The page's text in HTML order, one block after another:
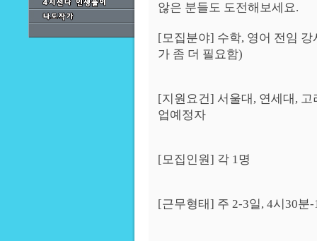
않은 분들도 도전해보세요.
[모집분야] 수학, 영어 전임
가 좀 더 필요함)
[지원요건] 서울대, 연세대,
업예정자
[모집인원] 각 1명
[근무형태] 주 2-3일, 4시30분-